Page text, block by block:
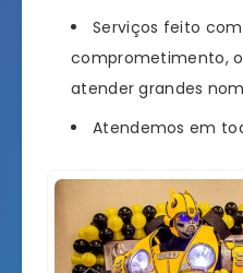
Serviços feito
comprometimento,
atender grandes
Atendemos em